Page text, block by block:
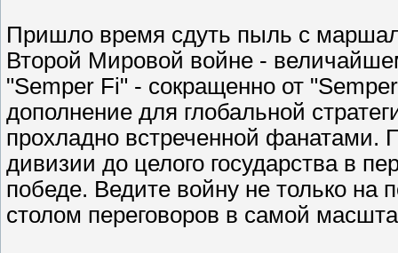
Пришло время сдуть пыль с
Второй Мировой войне -
"Semper Fi" - сокращенно от
дополнение для глобальной
прохладно встреченной фанатами.
дивизии до целого государства в
победе. Ведите войну не только на
столом переговоров в самой